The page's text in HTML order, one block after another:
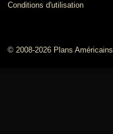
Conditions d'utilisation
© 2008-2026 Plans Américains